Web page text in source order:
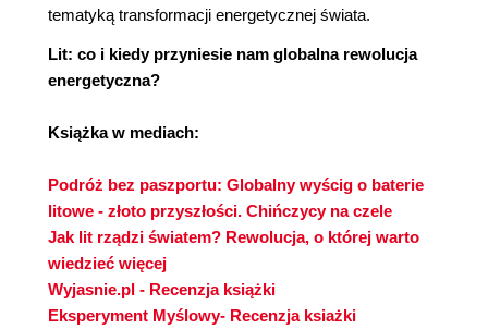
tematyką transformacji energetycznej świata.
Lit: co i kiedy przyniesie nam globalna rewolucja
energetyczna?
Książka w mediach:
Podróż bez paszportu: Globalny wyścig o baterie
litowe - złoto przyszłości. Chińczycy na czele
Jak lit rządzi światem? Rewolucja, o której warto
wiedzieć więcej
Wyjasnie.pl - Recenzja książki
Eksperyment Myślowy- Recenzja ksiażki